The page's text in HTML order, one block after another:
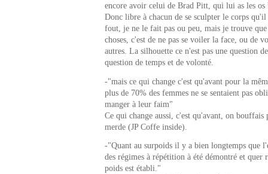
encore avoir celui de Brad Pitt, qui lui as les os
Donc libre à chacun de se sculpter le corps
fout, je ne le fait pas ou peu, mais je trouve
choses, c'est de ne pas se voiler la face, ou de
autres. La silhouette ce n'est pas une question
question de temps et de volonté.
-"mais ce qui change c'est qu'avant pour la
plus de 70% des femmes ne se sentaient pas
manger à leur faim"
Ce qui change aussi, c'est qu'avant, on bouffais
merde (JP Coffe inside).
-"Quant au surpoids il y a bien longtemps que
des régimes à répétition à été démontré et quer
poids est établi."